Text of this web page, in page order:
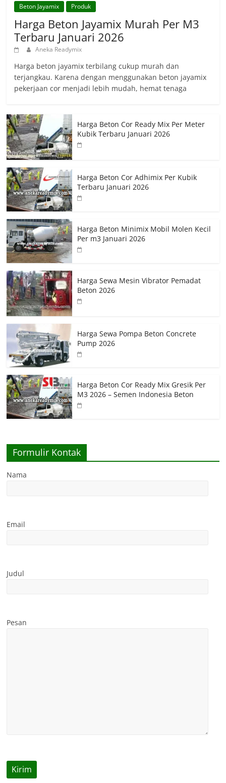
Beton Jayamix Produk
Harga Beton Jayamix Murah Per M3
Terbaru Januari 2026
Aneka Readymix
Harga beton jayamix terbilang cukup murah dan
terjangkau. Karena dengan menggunakan beton jayamix
pekerjaan cor menjadi lebih mudah, hemat tenaga
Harga Beton Cor Ready Mix Per Meter
Kubik Terbaru Januari 2026
Harga Beton Cor Adhimix Per Kubik
Terbaru Januari 2026
Harga Beton Minimix Mobil Molen Kecil
Per m3 Januari 2026
Harga Sewa Mesin Vibrator Pemadat
Beton 2026
Harga Sewa Pompa Beton Concrete
Pump 2026
Harga Beton Cor Ready Mix Gresik Per
M3 2026 – Semen Indonesia Beton
Formulir Kontak
Nama
Email
Judul
Pesan